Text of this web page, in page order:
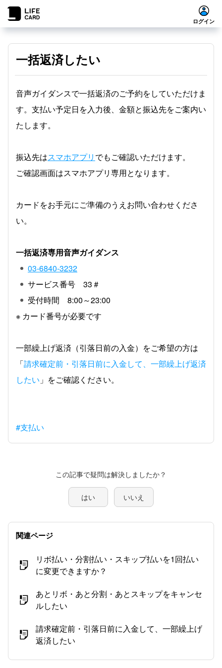
ログイン
一括返済したい
音声ガイダンスで一括返済のご予約をしていただけま
す。支払い予定日を入力後、金額と振込先をご案内い
たします。
振込先はスマホアプリ でもご確認いただけます。
ご確認画面はスマホアプリ専用となります。
カードをお手元にご準備のうえお問い合わせくださ
い。
一括返済専用音声ガイダンス
03-6840-3232
サービス番号 33＃
受付時間 8:00～23:00
※ カード番号が必要です
一部繰上げ返済（引落日前の入金）をご希望の方は
「請求確定前・引落日前に入金して、一部繰上げ返済
したい 」をご確認ください。
#支払い
この記事で疑問は解決しましたか？
はい いいえ
関連ページ
リボ払い・分割払い・スキップ払いを1回払い
に変更できますか？
あとリボ・あと分割・あとスキップをキャンセ
ルしたい
請求確定前・引落日前に入金して、一部繰上げ
返済したい